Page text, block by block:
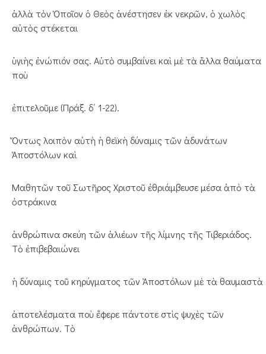
ἀλλὰ τὸν Ὁποῖον ὁ Θεὸς ἀνέστησεν ἐκ νεκρῶν, ὁ χωλὸς
αὐτὸς στέκεται
ὑγιὴς ἐνώπιόν σας. Αὐτὸ συμβαίνει καὶ μὲ τὰ ἄλλα θαύματα
ποὺ
ἐπιτελοῦμε (Πράξ. δ΄ 1-22).
Ὄντως λοιπὸν αὐτὴ ἡ θεϊκὴ δύναμις τῶν ἀδυνάτων
Ἀποστόλων καὶ
Μαθητῶν τοῦ Σωτῆρος Χριστοῦ ἐθριάμβευσε μέσα ἀπὸ τὰ
ὀστράκινα
ἀνθρώπινα σκεύη τῶν ἁλιέων τῆς λίμνης τῆς Τιβεριάδος.
Τὸ ἐπιβεβαιώνει
ἡ δύναμις τοῦ κηρύγματος τῶν Ἀποστόλων μὲ τὰ θαυμαστὰ
ἀποτελέσματα ποὺ ἔφερε πάντοτε στὶς ψυχὲς τῶν
ἀνθρώπων. Τὸ